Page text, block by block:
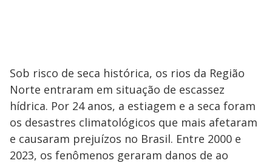
Sob risco de seca histórica, os rios da Região
Norte entraram em situação de escassez
hídrica. Por 24 anos, a estiagem e a seca foram
os desastres climatológicos que mais afetaram
e causaram prejuízos no Brasil. Entre 2000 e
2023, os fenômenos geraram danos de ao